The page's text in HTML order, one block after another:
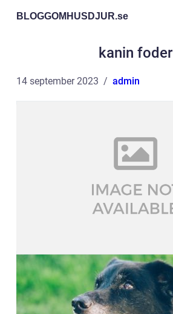
BLOGGOMHUSDJUR.se
kanin foder
14 september 2023 admin